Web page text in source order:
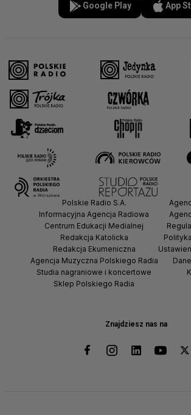
Google Play App
Znajdziesz nas na
Polskie Radio S.A.
Informacyjna Agencja Radiowa
Centrum Edukacji Medialnej
Redakcja Katolicka
Redakcja Ekumeniczna
Agencja Muzyczna Polskiego Radia
Studia nagraniowe i koncertowe
Sklep Polskiego Radia